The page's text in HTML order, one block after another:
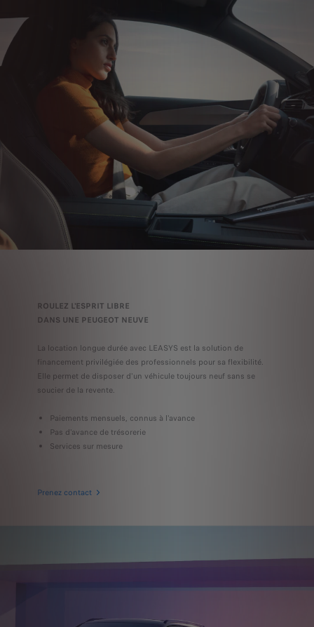
ROULEZ L'ESPRIT LIBRE
DANS UNE PEUGEOT NEUVE
La location longue durée avec LEASYS est la solution de
financement privilégiée des professionnels pour sa flexibilité.
Elle permet de disposer d'un véhicule toujours neuf sans se
soucier de la revente.
Paiements mensuels, connus à l'avance
Pas d'avance de trésorerie
Services sur mesure
Prenez contact